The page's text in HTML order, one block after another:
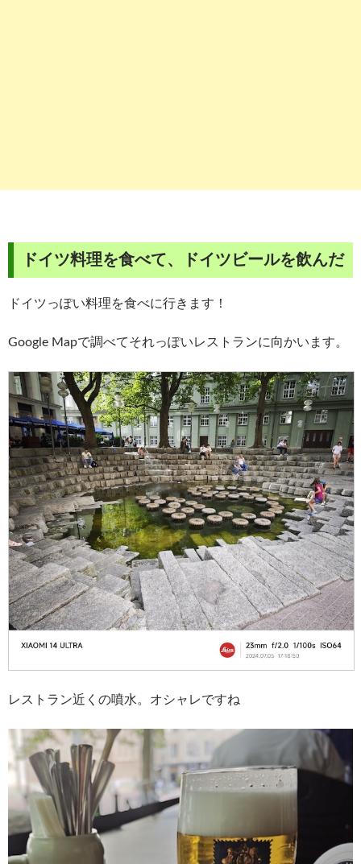
ドイツ料理を食べて、ドイツビールを飲んだ
ドイツっぽい料理を食べに行きます！
Google Mapで調べてそれっぽいレストランに向かいます。
レストラン近くの噴水。オシャレですね